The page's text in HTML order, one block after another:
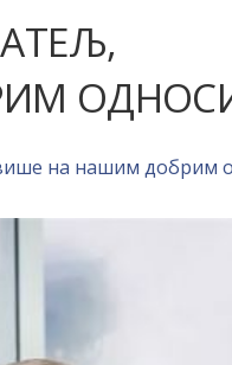
на нашим добрим